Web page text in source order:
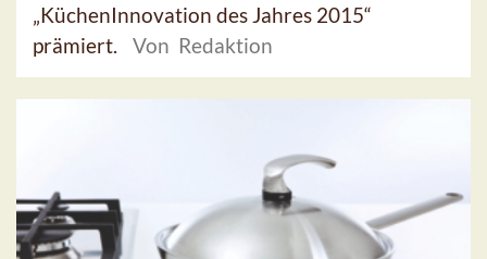
„KüchenInnovation des Jahres 2015“
prämiert.
Von Redaktion